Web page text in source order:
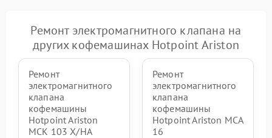
Ремонт электромагнитного клапана на
других кофемашинах Hotpoint Ariston
Ремонт
электромагнитного
клапана
кофемашины
Hotpoint Ariston
MCK 103 X/HA
Ремонт
электромагнитного
клапана
кофемашины
Hotpoint Ariston MCA
16